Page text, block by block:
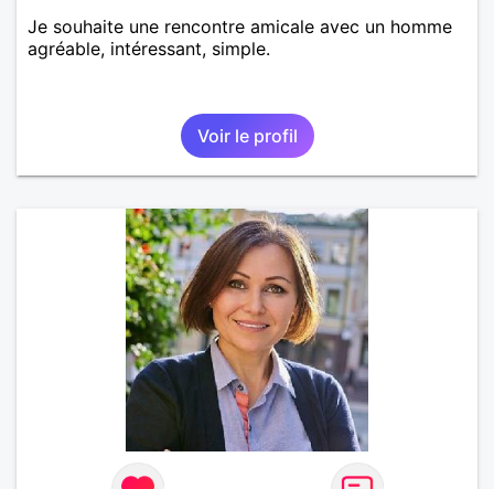
Je souhaite une rencontre amicale avec un homme
agréable, intéressant, simple.
Voir le profil